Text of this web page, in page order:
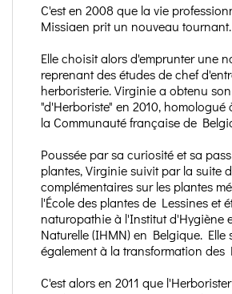
C'est en 2008 que la vie
Missiaen prit un nouveau tournant.
Elle choisit alors d'emprunter une
reprenant des études de chef
herboristerie. Virginie a obtenu
"d'Herboriste" en 2010, homologué
la Communauté française de
Poussée par sa curiosité et sa
plantes, Virginie suivit par la suite
complémentaires sur les plantes
l'École des plantes de Lessines et
naturopathie à l'Institut d'Hygiène
Naturelle (IHMN) en Belgique. Elle
également à la transformation des
C'est alors en 2011 que